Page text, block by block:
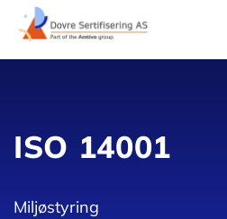
ISO 14001
Miljøstyring